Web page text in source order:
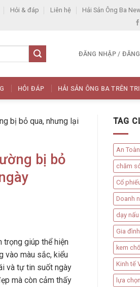
Hỏi & đáp Liên hệ Hải Sản Ông Ba
ĐĂNG NHẬP /
HỎI ĐÁP HẢI SẢN ÔNG BA TRÊN
bị bỏ qua, nhưng lại
bị bỏ
trọng giúp thể hiện
vào màu sắc, kiểu
và tự tin suốt ngày
mà còn cảm thấy
TAG
An Toàn
chăm
Cổ
Doanh
dạy nấu
Gia đình
kem
Kinh tế
lựa chọn